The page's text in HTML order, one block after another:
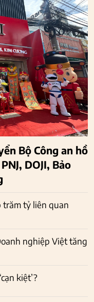
Bộ Công an hồ
DOJI, Bảo
trăm tỷ liên quan
nghiệp Việt tăng
kiệt’?